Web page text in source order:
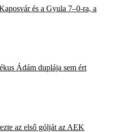
és a Gyula 7–0-ra, a
Ádám duplája sem ért
az első gólját az AEK